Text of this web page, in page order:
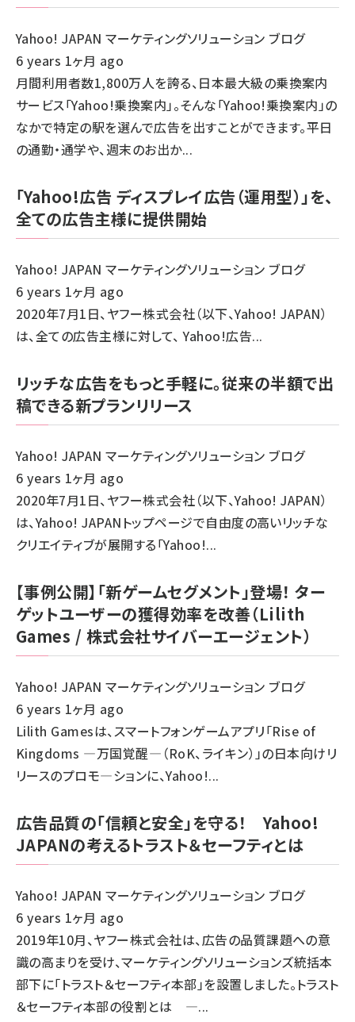
Yahoo! JAPAN マーケティングソリューション ブログ
6 years 1ヶ月 ago
月間利用者数1,800万人を誇る、日本最大級の乗換案内
サービス「Yahoo!乗換案内」。そんな「Yahoo!乗換案内」の
なかで特定の駅を選んで広告を出すことができます。平日
の通勤・通学や、週末のお出か...
「Yahoo!広告 ディスプレイ広告（運用型）」を、
全ての広告主様に提供開始
Yahoo! JAPAN マーケティングソリューション ブログ
6 years 1ヶ月 ago
2020年7月1日、ヤフー株式会社（以下、Yahoo! JAPAN）
は、全ての広告主様に対して、 Yahoo!広告...
リッチな広告をもっと手軽に。従来の半額で出
稿できる新プランリリース
Yahoo! JAPAN マーケティングソリューション ブログ
6 years 1ヶ月 ago
2020年7月1日、ヤフー株式会社（以下、Yahoo! JAPAN）
は、Yahoo! JAPANトップページで自由度の高いリッチな
クリエイティブが展開する「Yahoo!...
【事例公開】「新ゲームセグメント」登場！ ター
ゲットユーザーの獲得効率を改善（Lilith
Games / 株式会社サイバーエージェント）
Yahoo! JAPAN マーケティングソリューション ブログ
6 years 1ヶ月 ago
Lilith Gamesは、スマートフォンゲームアプリ「Rise of
Kingdoms ―万国覚醒―（RoK、ライキン）」の日本向けリ
リースのプロモ―ションに、Yahoo!...
広告品質の「信頼と安全」を守る！ Yahoo!
JAPANの考えるトラスト＆セーフティとは
Yahoo! JAPAN マーケティングソリューション ブログ
6 years 1ヶ月 ago
2019年10月、ヤフー株式会社は、広告の品質課題への意
識の高まりを受け、マーケティングソリューションズ統括本
部下に「トラスト＆セーフティ本部」を設置しました。トラスト
＆セーフティ本部の役割とは ―...